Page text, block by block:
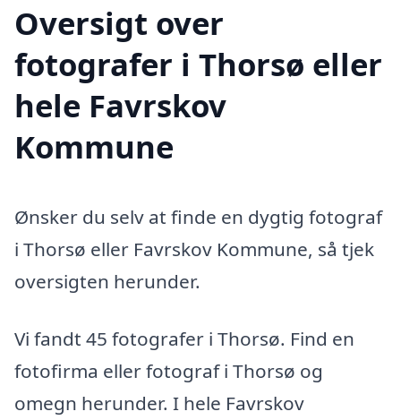
Oversigt over
fotografer i Thorsø eller
hele Favrskov
Kommune
Ønsker du selv at finde en dygtig fotograf
i Thorsø eller Favrskov Kommune, så tjek
oversigten herunder.
Vi fandt 45 fotografer i Thorsø. Find en
fotofirma eller fotograf i Thorsø og
omegn herunder. I hele Favrskov